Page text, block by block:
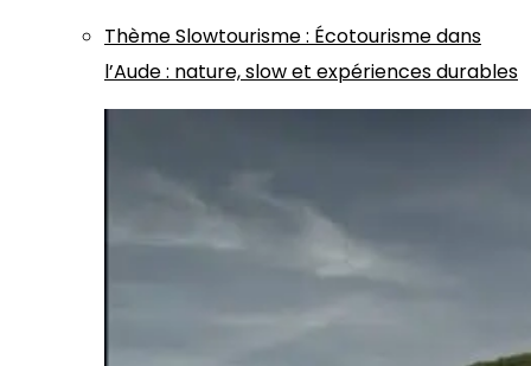
ThèmeSlowtourisme: Écotourisme dans
l’Aude : nature, slow et expériences durables